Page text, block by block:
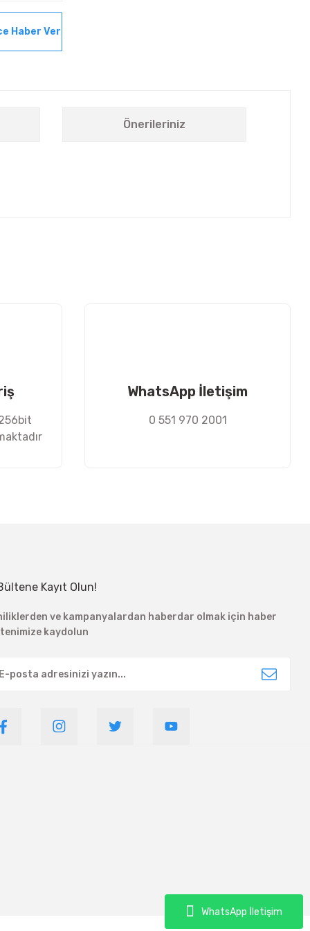
WhatsApp İletişim
Haber Ver
Önerileriniz
WhatsApp İletişim
0 551 970 2001
Kayıt Olun!
ve kampanyalardan haberdar olmak için haber
kaydolun